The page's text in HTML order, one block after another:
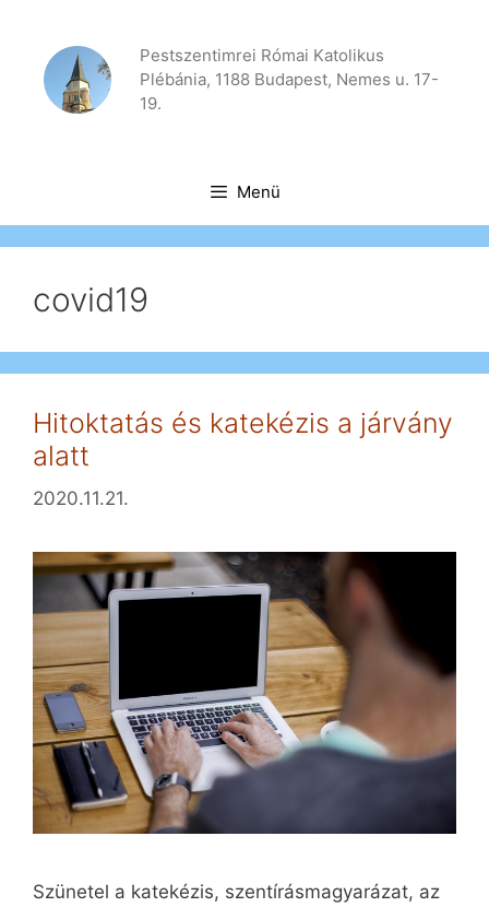
tartalomba
Pestszentimrei Római Katolikus
Plébánia, 1188 Budapest, Nemes u. 17-
19.
Menü
covid19
Hitoktatás és katekézis a járvány
alatt
2020.11.21.
Szünetel a katekézis, szentírásmagyarázat, az